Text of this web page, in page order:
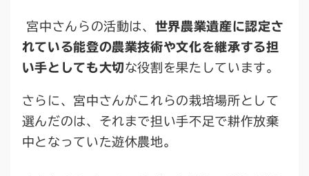
宮中さんらの活動は、 世界農業遺産に認定さ
れている能登の農業技術や文化を継承する担
い手としても大切な役割を果たしています。
さらに、宮中さんがこれらの栽培場所として
選んだのは、それまで担い手不足で耕作放棄
中となっていた遊休農地。